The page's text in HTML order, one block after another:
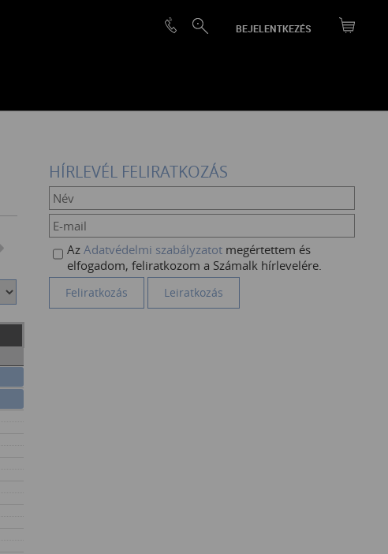
BEJELENTKEZÉS
HÍRLEVÉL FELIRATKOZÁS
Az Adatvédelmi szabályzatot megértettem és
elfogadom, feliratkozom a Számalk hírlevelére.